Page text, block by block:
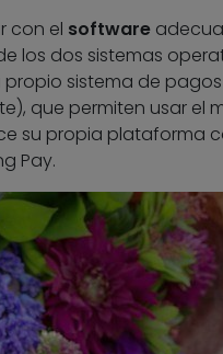
con el software
los dos sistemas
sistema de
que permiten usar el
su propia plataforma
Pay.